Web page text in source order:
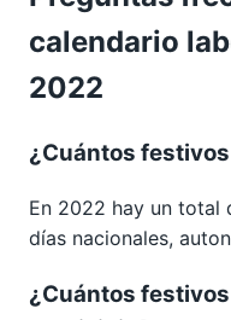
calendario
2022
¿Cuántos
En 2022 hay un total
días nacionales,
¿Cuántos